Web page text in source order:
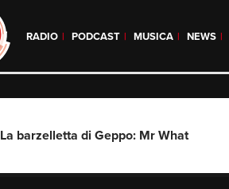
RADIO PODCAST MUSICA NEWS
La barzelletta di Geppo: Mr What